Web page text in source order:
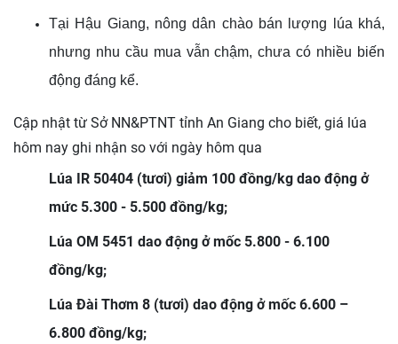
Tại Hậu Giang, nông dân chào bán lượng lúa khá,
nhưng nhu cầu mua vẫn chậm, chưa có nhiều biến
động đáng kể.
Cập nhật từ Sở NN&PTNT tỉnh An Giang cho biết, giá lúa
hôm nay ghi nhận so với ngày hôm qua
Lúa IR 50404 (tươi) giảm 100 đồng/kg dao động ở
mức 5.300 - 5.500 đồng/kg;
Lúa OM 5451 dao động ở mốc 5.800 - 6.100
đồng/kg;
Lúa Đài Thơm 8 (tươi) dao động ở mốc 6.600 –
6.800 đồng/kg;